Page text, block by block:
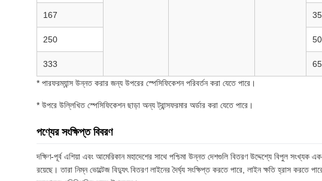
167
250
333
* পারফরম্যান্স উন্নত করার জন্য উপরের স্পেসিফিকেশন পরিবর্তন করা যেতে পারে।
* উপরে উল্লিখিত স্পেসিফিকেশন ছাড়া অন্য ট্রান্সফরমার অর্ডার করা যেতে পারে।
পণ্যের সংক্ষিপ্ত বিবরণ
দক্ষিণ-পূর্ব এশিয়া এবং আমেরিকান মহাদেশের সাথে পশ্চিমা উন্নত দেশগুলি বিতরণ উদ্দেশ্যে বিপুল সংখ্যক
রয়েছে। তারা নিম্ন ভোল্টেজ বিদ্যুৎ বিতরণ লাইনের দৈর্ঘ্য সংক্ষিপ্ত করতে পারে, লাইন ক্ষতি হ্রাস